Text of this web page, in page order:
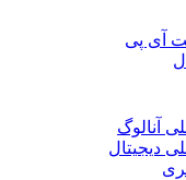
آی پی
آنالوگ
دیجیتال